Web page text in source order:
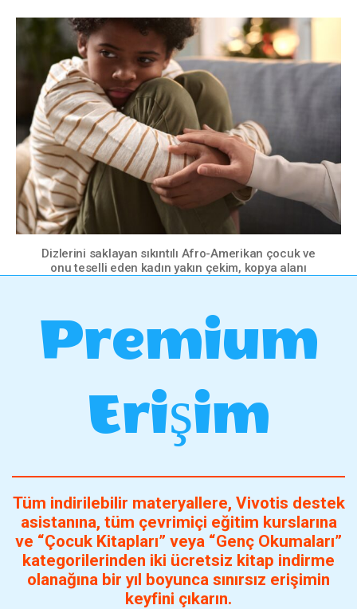
Dizlerini saklayan sıkıntılı Afro-Amerikan çocuk ve
onu teselli eden kadın yakın çekim, kopya alanı
Premium
Erişim
Tüm indirilebilir materyallere, Vivotis destek
asistanına, tüm çevrimiçi eğitim kurslarına
ve “Çocuk Kitapları” veya “Genç Okumaları”
kategorilerinden iki ücretsiz kitap indirme
olanağına bir yıl boyunca sınırsız erişimin
keyfini çıkarın.